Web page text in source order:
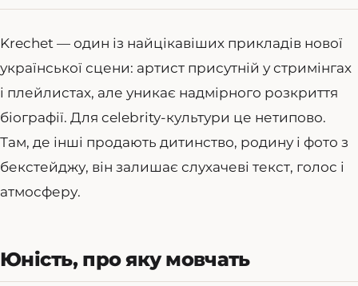
Krechet — один із найцікавіших прикладів нової
української сцени: артист присутній у стримінгах
і плейлистах, але уникає надмірного розкриття
біографії. Для celebrity-культури це нетипово.
Там, де інші продають дитинство, родину і фото з
бекстейджу, він залишає слухачеві текст, голос і
атмосферу.
Юність, про яку мовчать